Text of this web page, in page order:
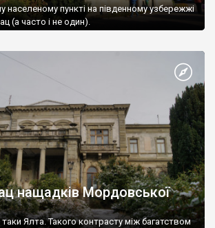
пункті на південному узбережжі
(а часто і не один).
нащадків Мордовської
Ялта. Такого контрасту між багатством